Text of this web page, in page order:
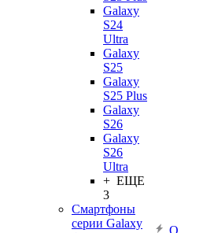
Galaxy
S24
Ultra
Galaxy
S25
Galaxy
S25 Plus
Galaxy
S26
Galaxy
S26
Ultra
+ ЕЩЕ
3
Смартфоны
серии Galaxy
О